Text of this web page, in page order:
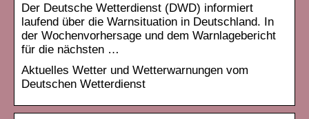
Der Deutsche Wetterdienst (DWD) informiert
laufend über die Warnsituation in Deutschland. In
der Wochenvorhersage und dem Warnlagebericht
für die nächsten …
Aktuelles Wetter und Wetterwarnungen vom
Deutschen Wetterdienst